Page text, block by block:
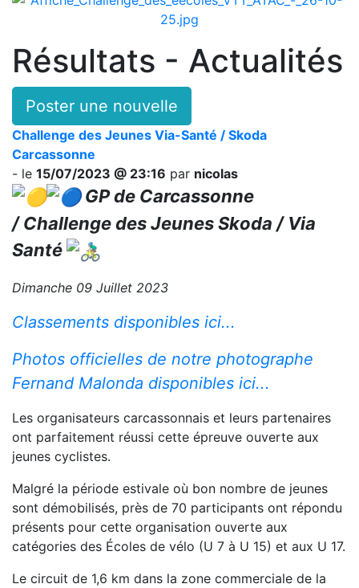
Résultats - Actualités
Poster une nouvelle
Challenge des Jeunes Via-Santé / Skoda
Carcassonne
- le 15/07/2023 @ 23:16 par nicolas
GP de Carcassonne
/ Challenge des Jeunes Skoda / Via
Santé
Dimanche 09 Juillet 2023
Classements disponibles ici...
Photos officielles de notre photographe
Fernand Malonda disponibles ici...
Les organisateurs carcassonnais et leurs partenaires
ont parfaitement réussi cette épreuve ouverte aux
jeunes cyclistes.
Malgré la période estivale où bon nombre de jeunes
sont démobilisés, près de 70 participants ont répondu
présents pour cette organisation ouverte aux
catégories des Écoles de vélo (U 7 à U 15) et aux U 17.
Le circuit de 1,6 km dans la zone commerciale de la